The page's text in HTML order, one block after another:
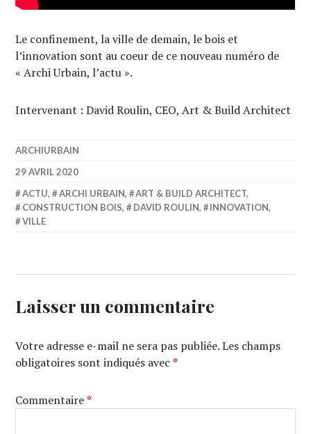
Le confinement, la ville de demain, le bois et
l’innovation sont au coeur de ce nouveau numéro de
« Archi Urbain, l’actu ».
Intervenant : David Roulin, CEO, Art & Build Architect
ARCHIURBAIN
29 AVRIL 2020
ACTU, ARCHI URBAIN, ART & BUILD ARCHITECT,
CONSTRUCTION BOIS, DAVID ROULIN, INNOVATION,
VILLE
Laisser un commentaire
Votre adresse e-mail ne sera pas publiée. Les champs
obligatoires sont indiqués avec*
Commentaire*